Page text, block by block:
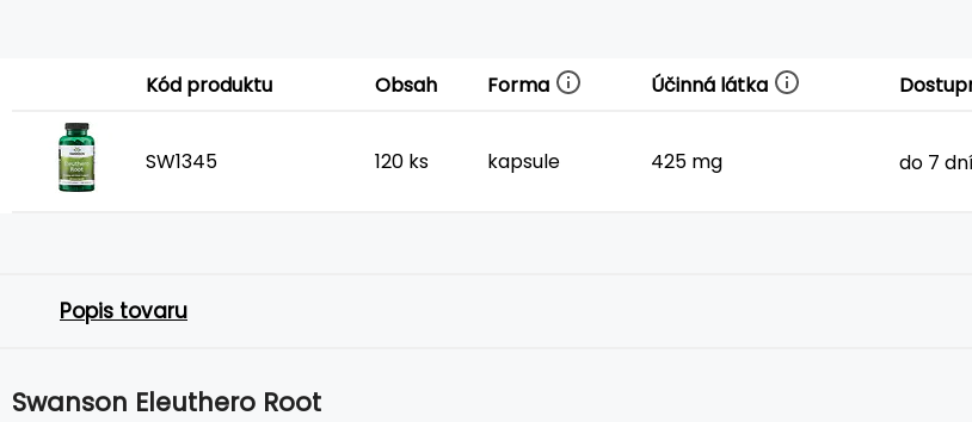
Kód produktu Obsah Forma Účinná látka
SW1345 120 ks kapsule 425 mg do 7
Popis tovaru
Swanson Eleuthero Root